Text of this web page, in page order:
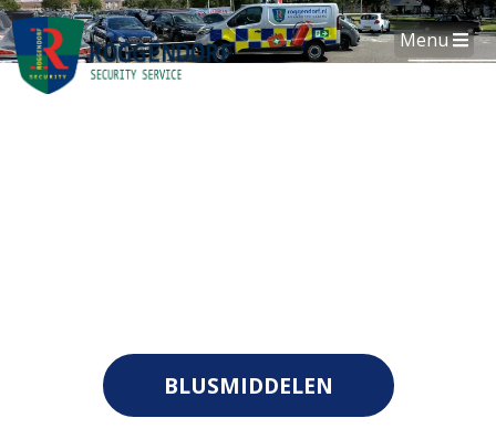
Menu
BLUSMIDDELEN